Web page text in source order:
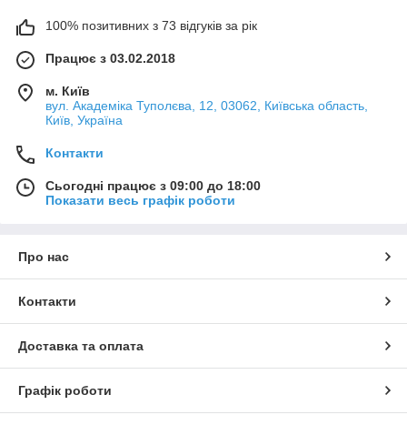
100% позитивних з 73 відгуків за рік
Працює з 03.02.2018
м. Київ
вул. Академіка Туполєва, 12, 03062, Київська область,
Київ, Україна
Контакти
Сьогодні працює з 09:00 до 18:00
Показати весь графік роботи
Про нас
Контакти
Доставка та оплата
Графік роботи